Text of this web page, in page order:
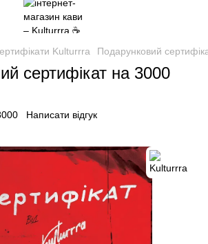
Kulturrra Подарунковий
сертифікат на 3000
Написати відгук